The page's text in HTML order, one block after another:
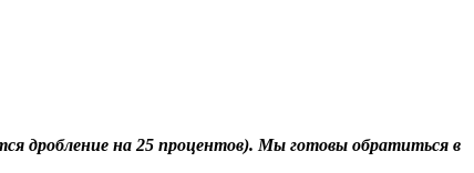
дробление на 25 процентов). Мы готовы обратиться в